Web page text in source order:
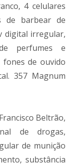
4 celulares
de barbear de
digital irregular,
perfumes e
de ouvido
357 Magnum
Beltrão,
de drogas,
de munição
substância